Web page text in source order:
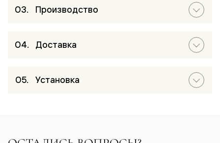
Производство
Доставка
Установка